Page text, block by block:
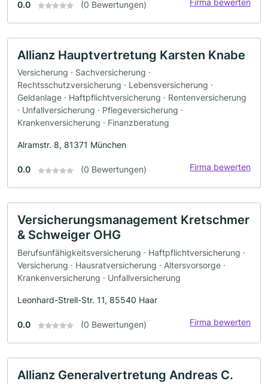
0.0 (0 Bewertungen)
Allianz Hauptvertretung Karsten Knabe
Versicherung · Sachversicherung ·
Rechtsschutzversicherung · Lebensversicherung ·
Geldanlage · Haftpflichtversicherung · Rentenversicherung
· Unfallversicherung · Pflegeversicherung ·
Krankenversicherung · Finanzberatung
Alramstr. 8, 81371 München
0.0 (0 Bewertungen) Firma bewerten
Versicherungsmanagement Kretschmer
& Schweiger OHG
Berufsunfähigkeitsversicherung · Haftpflichtversicherung ·
Versicherung · Hausratversicherung · Altersvorsorge ·
Krankenversicherung · Unfallversicherung
Leonhard-Strell-Str. 11, 85540 Haar
0.0 (0 Bewertungen) Firma bewerten
Allianz Generalvertretung Andreas C.